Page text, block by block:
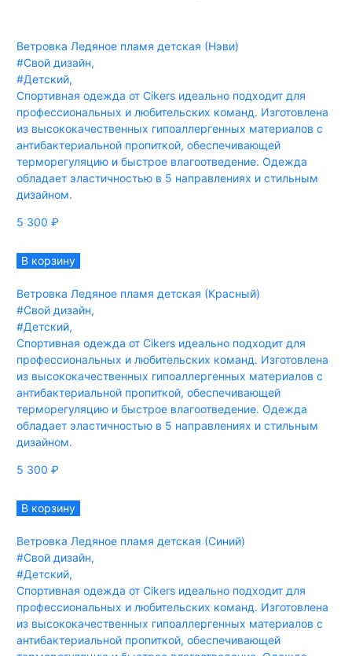
Ветровка Ледяное пламя детская (Нэви)
#Свой дизайн,
#Детский,
Спортивная одежда от Cikers идеально подходит для
профессиональных и любительских команд. Изготовлена
из высококачественных гипоаллергенных материалов с
антибактериальной пропиткой, обеспечивающей
терморегуляцию и быстрое влагоотведение. Одежда
обладает эластичностью в 5 направлениях и стильным
дизайном.
5 300 ₽
В корзину
Ветровка Ледяное пламя детская (Красный)
#Свой дизайн,
#Детский,
Спортивная одежда от Cikers идеально подходит для
профессиональных и любительских команд. Изготовлена
из высококачественных гипоаллергенных материалов с
антибактериальной пропиткой, обеспечивающей
терморегуляцию и быстрое влагоотведение. Одежда
обладает эластичностью в 5 направлениях и стильным
дизайном.
5 300 ₽
В корзину
Ветровка Ледяное пламя детская (Синий)
#Свой дизайн,
#Детский,
Спортивная одежда от Cikers идеально подходит для
профессиональных и любительских команд. Изготовлена
из высококачественных гипоаллергенных материалов с
антибактериальной пропиткой, обеспечивающей